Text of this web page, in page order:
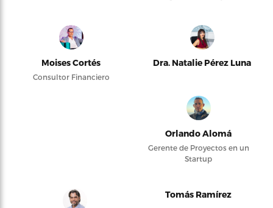
Moises Cortés
Consultor Financiero
Dra. Natalie Pérez Luna
Orlando Alomá
Gerente de Proyectos en un
Startup
Tomás Ramírez